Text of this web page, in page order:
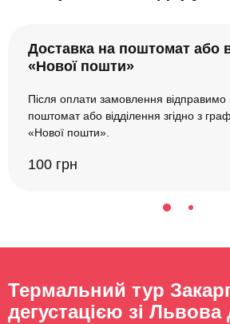
Доставка на поштомат або
«Нової пошти»
Після оплати замовлення
поштомат або відділення згідно з
«Нової пошти».
100 грн
Термальний тур
дегустацією зі